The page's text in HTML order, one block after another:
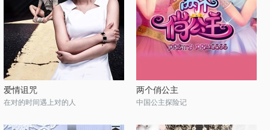
爱情诅咒
在对的时间遇上对的人
两个俏公主
中国公主探险记